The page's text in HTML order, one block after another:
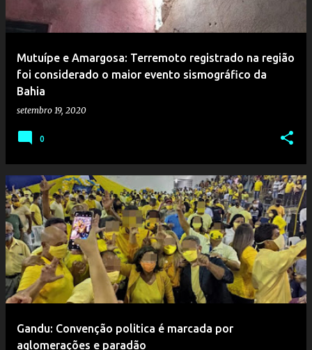
Mutuípe e Amargosa: Terremoto registrado na região
foi considerado o maior evento sismográfico da
Bahia
setembro 19, 2020
0
Gandu: Convenção politica é marcada por
aglomerações e paradão